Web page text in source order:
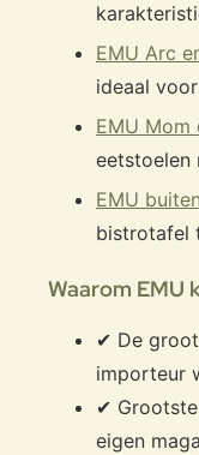
EMU Arc
ideaal
EMU Mom
eetstoelen
EMU
bistrotafel
Waarom EMU
✔ De
importeur
✔
eigen